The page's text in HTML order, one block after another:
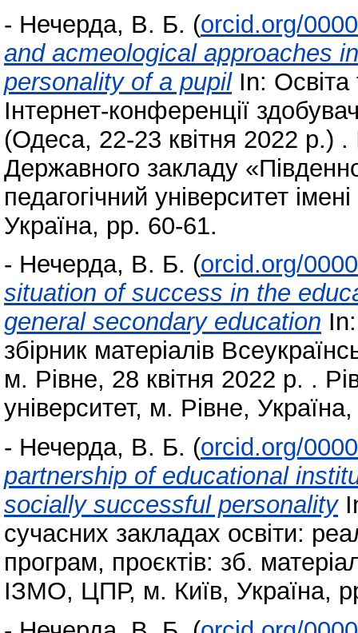
- Нечерда, В. Б. (orcid.org/
and acmeological approaches
personality of a pupilIn: Освіта
Інтернет-конференції
(Одеса, 22-23 квітня 2022 р.)
Державного закладу
педагогічний університет
Україна, pp. 60-61.
- Нечерда, В. Б. (orcid.org/
situation of success in the
general secondary education
збірник матеріалів
м. Рівне, 28 квітня 2022 р. .
університет, м. Рівне,
- Нечерда, В. Б. (orcid.org/
partnership of educational
socially successful personality
сучасних закладах освіти:
програм, проєктів: зб.
ІЗМО, ЦПР, м. Київ, Україна,